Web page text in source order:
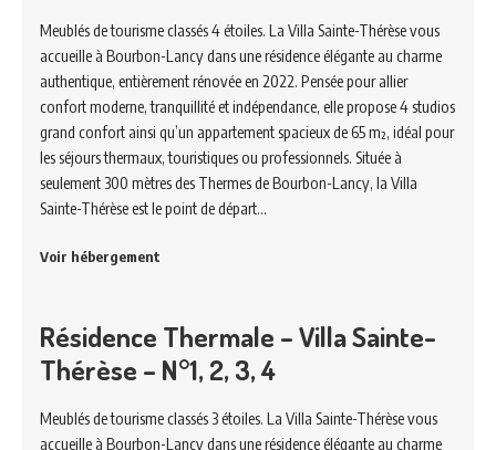
Meublés de tourisme classés 4 étoiles. La Villa Sainte-Thérèse vous
accueille à Bourbon-Lancy dans une résidence élégante au charme
authentique, entièrement rénovée en 2022. Pensée pour allier
confort moderne, tranquillité et indépendance, elle propose 4 studios
grand confort ainsi qu’un appartement spacieux de 65 m², idéal pour
les séjours thermaux, touristiques ou professionnels. Située à
seulement 300 mètres des Thermes de Bourbon-Lancy, la Villa
Sainte-Thérèse est le point de départ…
Voir hébergement
Résidence Thermale – Villa Sainte-
Thérèse – N°1, 2, 3, 4
Meublés de tourisme classés 3 étoiles. La Villa Sainte-Thérèse vous
accueille à Bourbon-Lancy dans une résidence élégante au charme